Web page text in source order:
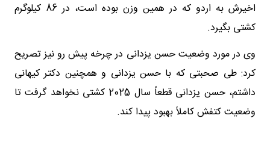
اخیرش به اردو که در همین وزن بوده است، در 86 کیلوگرم
کشتی بگیرد.
وی در مورد وضعیت حسن یزدانی در چرخه پیش رو نیز تصریح
کرد:‌ طی صحبتی که با حسن یزدانی و همچنین دکتر کیهانی
داشتم، حسن یزدانی قطعاً سال 2025 کشتی نخواهد گرفت تا
وضعیت کتفش کاملاً بهبود پیدا کند.